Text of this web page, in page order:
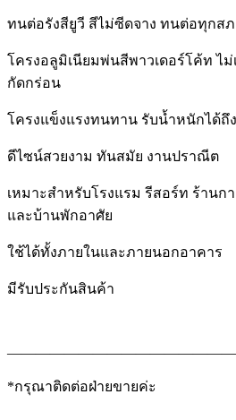
ทนต่อรังสียูวี สีไม่ซีดจาง ทนต่อทุกส
โครงอลูมิเนียมพ่นสีพาวเดอร์โค้ท ไ
กัดกร่อน
โครงแข็งแรงทนทาน รับน้ำหนักได้ถึง
ดีไซน์สวยงาม ทันสมัย งานปราณีต
เหมาะสำหรับโรงแรม รีสอร์ท ร้านก
และบ้านพักอาศัย
ใช้ได้ทั้งภายในและภายนอกอาคาร
มีรับประกันสินค้า
————————————————
*กรุณาติดต่อฝ่ายขายค่ะ